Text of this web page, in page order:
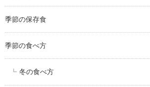
季節の保存食
季節の食べ方
冬の食べ方